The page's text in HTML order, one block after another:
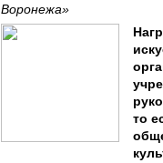
Воронежа»
то